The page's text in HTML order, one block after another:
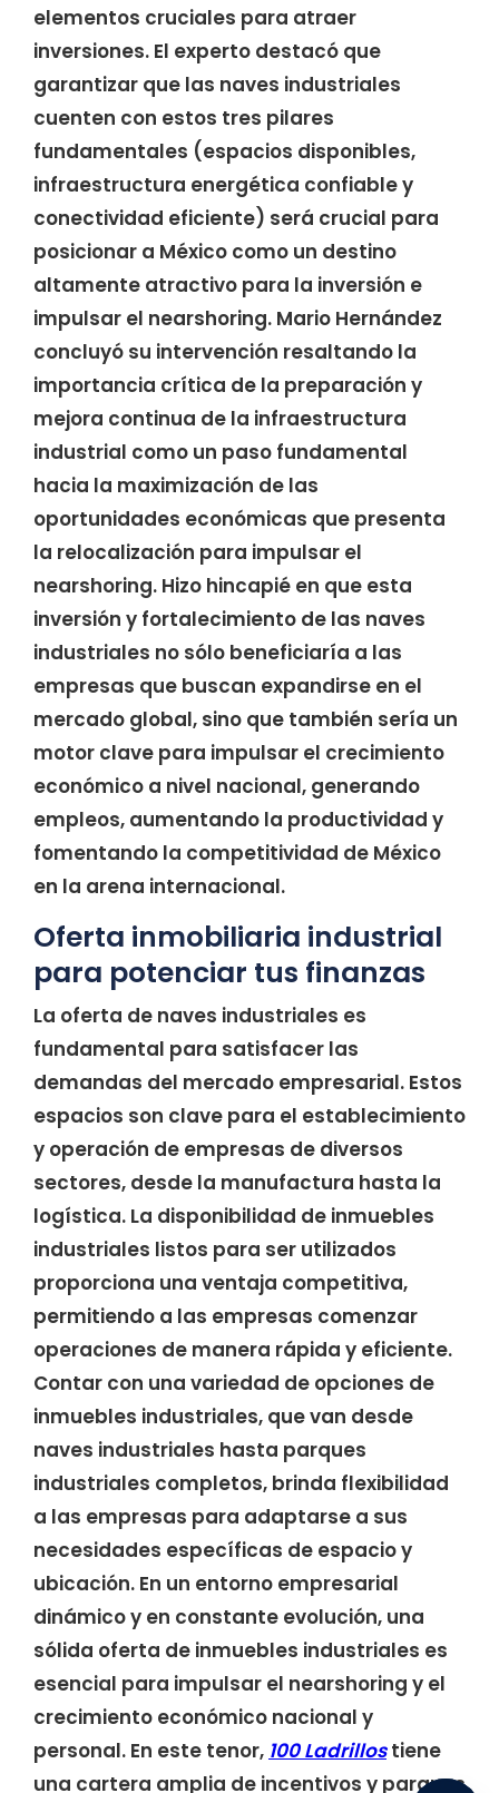
elementos cruciales para atraer
inversiones. El experto destacó que
garantizar que las naves industriales
cuenten con estos tres pilares
fundamentales (espacios disponibles,
infraestructura energética confiable y
conectividad eficiente) será crucial para
posicionar a México como un destino
altamente atractivo para la inversión e
impulsar el nearshoring. Mario Hernández
concluyó su intervención resaltando la
importancia crítica de la preparación y
mejora continua de la infraestructura
industrial como un paso fundamental
hacia la maximización de las
oportunidades económicas que presenta
la relocalización para impulsar el
nearshoring. Hizo hincapié en que esta
inversión y fortalecimiento de las naves
industriales no sólo beneficiaría a las
empresas que buscan expandirse en el
mercado global, sino que también sería un
motor clave para impulsar el crecimiento
económico a nivel nacional, generando
empleos, aumentando la productividad y
fomentando la competitividad de México
en la arena internacional.
Oferta inmobiliaria industrial
para potenciar tus finanzas
La oferta de naves industriales es
fundamental para satisfacer las
demandas del mercado empresarial. Estos
espacios son clave para el establecimiento
y operación de empresas de diversos
sectores, desde la manufactura hasta la
logística. La disponibilidad de inmuebles
industriales listos para ser utilizados
proporciona una ventaja competitiva,
permitiendo a las empresas comenzar
operaciones de manera rápida y eficiente.
Contar con una variedad de opciones de
inmuebles industriales, que van desde
naves industriales hasta parques
industriales completos, brinda flexibilidad
a las empresas para adaptarse a sus
necesidades específicas de espacio y
ubicación. En un entorno empresarial
dinámico y en constante evolución, una
sólida oferta de inmuebles industriales es
esencial para impulsar el nearshoring y el
crecimiento económico nacional y
personal. En este tenor, 100 Ladrillostiene
una cartera amplia de incentivos y parques